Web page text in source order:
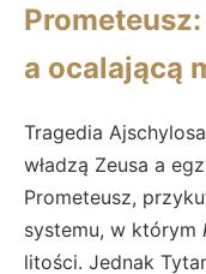
a ocalającą
Tragedia
władzą Zeusa a
Prometeusz,
systemu, w którym
litości. Jednak